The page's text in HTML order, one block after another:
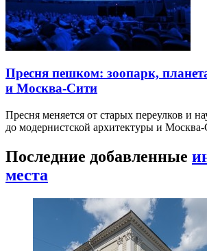
Пресня пешком: зоопарк,
и Москва-Сити
Пресня меняется от старых переулков и
до модернистской архитектуры и
Последние добавленные
места